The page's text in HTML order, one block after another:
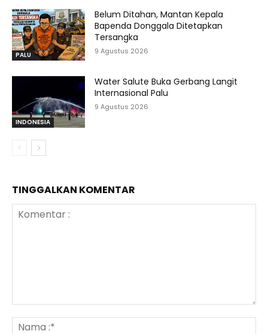
PALU
Belum Ditahan, Mantan Kepala
Bapenda Donggala Ditetapkan
Tersangka
9 Agustus 2026
INDONESIA
Water Salute Buka Gerbang Langit
Internasional Palu
9 Agustus 2026
TINGGALKAN KOMENTAR